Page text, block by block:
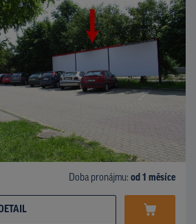
Doba pronájmu: od 1 měsíce
DETAIL